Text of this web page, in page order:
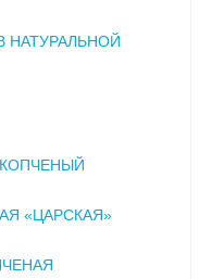
НАТУРАЛЬНОЙ
«ЦАРСКАЯ»